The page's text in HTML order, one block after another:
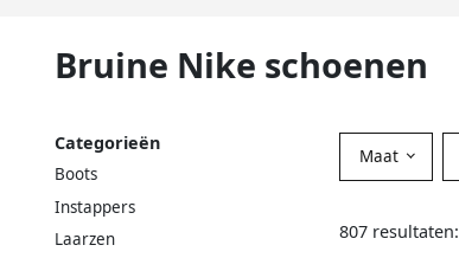
Bruine Nike schoenen
Categorieën
Boots
Instappers
Laarzen
Maat
807 resultaten: